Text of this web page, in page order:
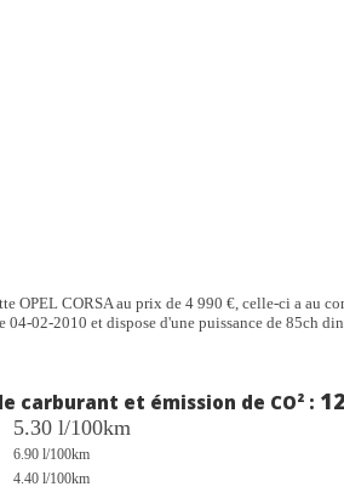
OPEL CORSA au prix de 4 990 €, celle-ci a au
04-02-2010 et dispose d'une puissance de 85ch
carburant et émission de CO² :
5.30 l/100km
6.90 l/100km
4.40 l/100km